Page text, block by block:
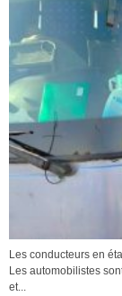
Les conducteurs en
Les automobilistes
et...